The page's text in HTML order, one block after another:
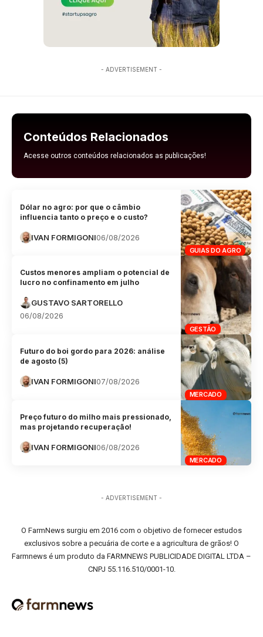
- ADVERTISEMENT -
Conteúdos Relacionados
Acesse outros conteúdos relacionados as publicações!
GUIAS DO AGRO
Dólar no agro: por que o câmbio
influencia tanto o preço e o custo?
IVAN FORMIGONI06/08/2026
GESTÃO
Custos menores ampliam o potencial de
lucro no confinamento em julho
GUSTAVO SARTORELLO
06/08/2026
MERCADO
Futuro do boi gordo para 2026: análise
de agosto (5)
IVAN FORMIGONI07/08/2026
MERCADO
Preço futuro do milho mais pressionado,
mas projetando recuperação!
IVAN FORMIGONI06/08/2026
- ADVERTISEMENT -
O FarmNews surgiu em 2016 com o objetivo de fornecer estudos
exclusivos sobre a pecuária de corte e a agricultura de grãos! O
Farmnews é um produto da FARMNEWS PUBLICIDADE DIGITAL LTDA –
CNPJ 55.116.510/0001-10.